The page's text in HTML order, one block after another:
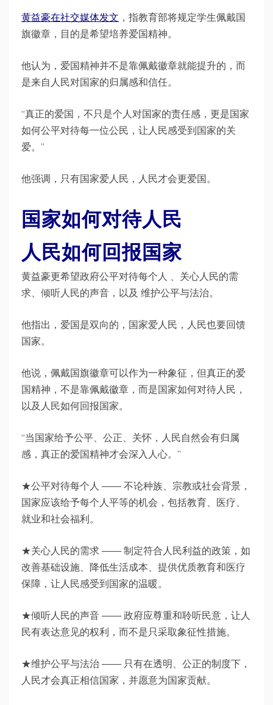
黄益豪在社交媒体发文 ，指教育部将规定学生佩戴国
旗徽章，目的是希望培养爱国精神。
他认为，爱国精神并不是靠佩戴徽章就能提升的，而
是来自人民对国家的归属感和信任。
“真正的爱国，不只是个人对国家的责任感，更是国家
如何公平对待每一位公民，让人民感受到国家的关
爱。”
他强调，只有国家爱人民，人民才会更爱国。
国家如何对待人民
人民如何回报国家
黄益豪更希望政府公平对待每个人 、关心人民的需
求、倾听人民的声音，以及 维护公平与法治。
他指出，爱国是双向的，国家爱人民，人民也要回馈
国家。
他说，佩戴国旗徽章可以作为一种象征，但真正的爱
国精神，不是靠佩戴徽章，而是国家如何对待人民，
以及人民如何回报国家。
“当国家给予公平、公正、关怀，人民自然会有归属
感，真正的爱国精神才会深入人心。”
★公平对待每个人 —— 不论种族、宗教或社会背景，
国家应该给予每个人平等的机会，包括教育、医疗、
就业和社会福利。
★关心人民的需求 —— 制定符合人民利益的政策，如
改善基础设施、降低生活成本、提供优质教育和医疗
保障，让人民感受到国家的温暖。
★倾听人民的声音 —— 政府应尊重和聆听民意，让人
民有表达意见的权利，而不是只采取象征性措施。
★维护公平与法治 —— 只有在透明、公正的制度下，
人民才会真正相信国家，并愿意为国家贡献。